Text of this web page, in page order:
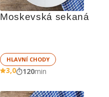
Moskevská sekaná
HLAVNÍ CHODY
3,0 120min